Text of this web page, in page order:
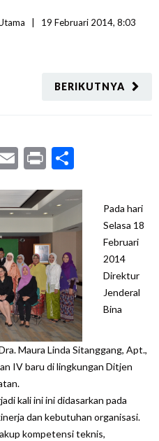
19 Februari 2014, 8:03
BERIKUTNYA
Email
Print
Pada hari
Selasa 18
Februari
2014
Direktur
Jenderal
Bina
Maura Linda Sitanggang, Apt.,
IV baru di lingkungan Ditjen
kali ini ini didasarkan pada
dan kebutuhan organisasi.
kompetensi teknis,